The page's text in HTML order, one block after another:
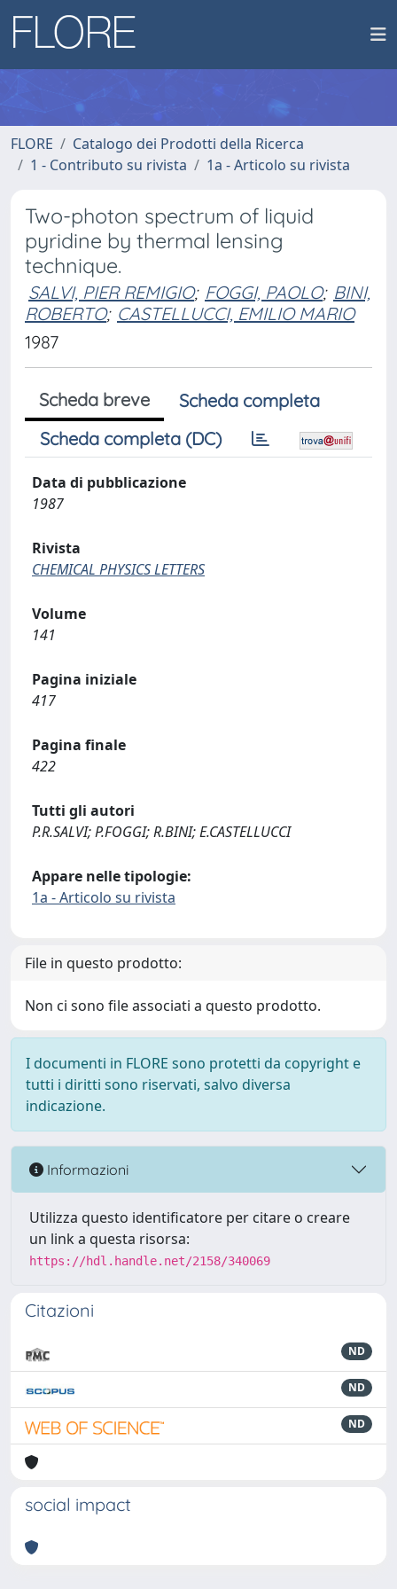
FLORE
Catalogo dei Prodotti della Ricerca
1 - Contributo su rivista
1a - Articolo su rivista
Two-photon spectrum of liquid
pyridine by thermal lensing
technique.
SALVI, PIER REMIGIO; FOGGI, PAOLO; BINI,
ROBERTO; CASTELLUCCI, EMILIO MARIO
1987
Scheda breve
Scheda completa
Scheda completa (DC)
Data di pubblicazione
1987
Rivista
CHEMICAL PHYSICS LETTERS
Volume
141
Pagina iniziale
417
Pagina finale
422
Tutti gli autori
P.R.SALVI; P.FOGGI; R.BINI; E.CASTELLUCCI
Appare nelle tipologie:
1a - Articolo su rivista
File in questo prodotto:
Non ci sono file associati a questo prodotto.
I documenti in FLORE sono protetti da copyright e
tutti i diritti sono riservati, salvo diversa
indicazione.
Informazioni
Utilizza questo identificatore per citare o creare
un link a questa risorsa:
https://hdl.handle.net/2158/340069
Citazioni
ND
ND
ND
social impact